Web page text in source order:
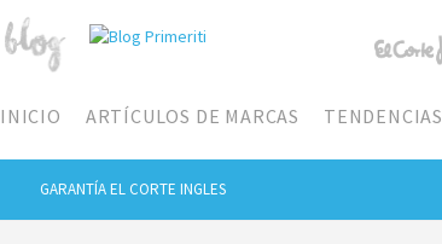
INICIO ARTÍCULOS DE MARCAS TENDENCIAS
GARANTÍA EL CORTE INGLES